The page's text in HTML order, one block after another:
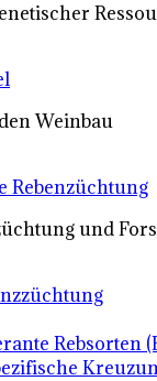
Weinbau
Rebenzüchtung
und
Rebsorten